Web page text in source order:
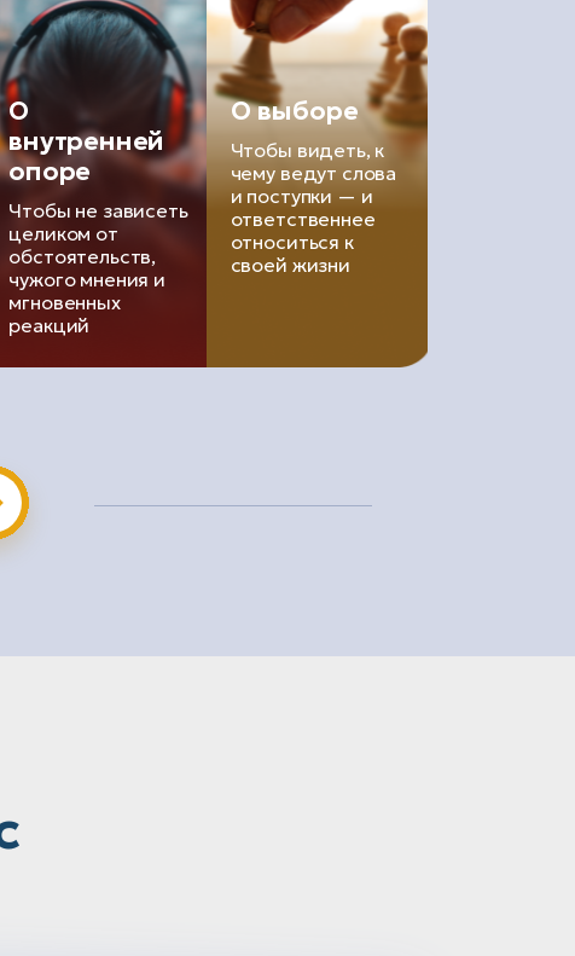
О
внутренней
опоре
Чтобы не зависеть
целиком от
обстоятельств,
чужого мнения и
мгновенных
реакций
О выборе
Чтобы видеть, к
чему ведут слова
и поступки — и
ответственнее
относиться к
своей жизни